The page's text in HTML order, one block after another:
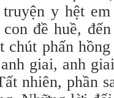
y hệt
đề huề,
chút phấn
giai, anh
nhiên, phần